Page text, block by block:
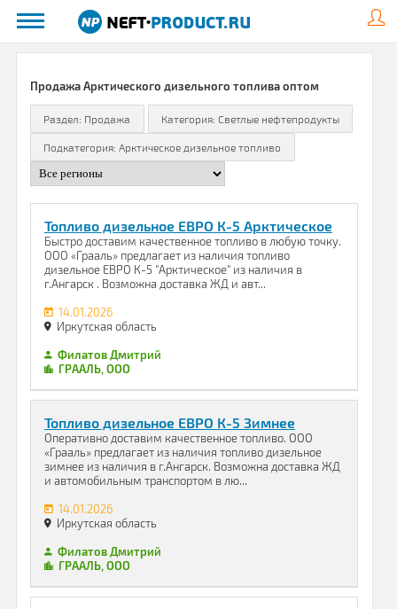
Продажа Арктического дизельного топлива оптом
Топливо дизельное ЕВРО К-5 Арктическое
Быстро доставим качественное топливо в любую точку.
ООО «Грааль» предлагает из наличия топливо
дизельное ЕВРО К-5 "Арктическое" из наличия в
г.Ангарск . Возможна доставка ЖД и авт...
14.01.2026
Иркутская область
Филатов Дмитрий
ГРААЛЬ, ООО
Топливо дизельное ЕВРО К-5 Зимнее
Оперативно доставим качественное топливо. ООО
«Грааль» предлагает из наличия топливо дизельное
зимнее из наличия в г.Ангарск. Возможна доставка ЖД
и автомобильным транспортом в лю...
14.01.2026
Иркутская область
Филатов Дмитрий
ГРААЛЬ, ООО